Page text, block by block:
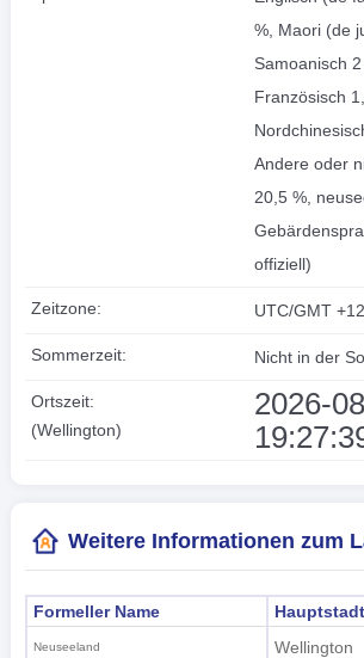
%, Maori (de
Samoanisch
Französisch
Andere oder
20,5 %,
offiziell)
Zeitzone: UTC/GMT
Sommerzeit: Nicht in der
Ortszeit:
(Wellington)
2026-
Weitere Informationen zum
Formeller Name
Neuseeland
Hauptstadt
Wellington